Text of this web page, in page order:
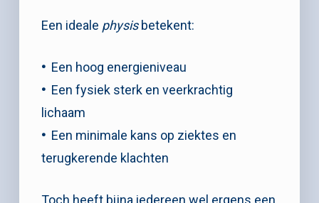
Een ideale physisbetekent:
• Een hoog energieniveau
• Een fysiek sterk en veerkrachtig
lichaam
• Een minimale kans op ziektes en
terugkerende klachten